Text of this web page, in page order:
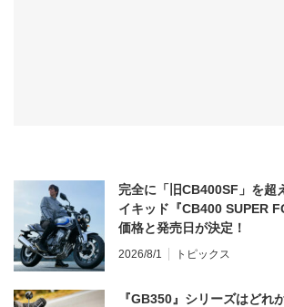
完全に「旧CB400SF」を
イキッド『CB400 SUPER
価格と発売日が決定！
2026/8/1 トピックス
『GB350』シリーズはどれ